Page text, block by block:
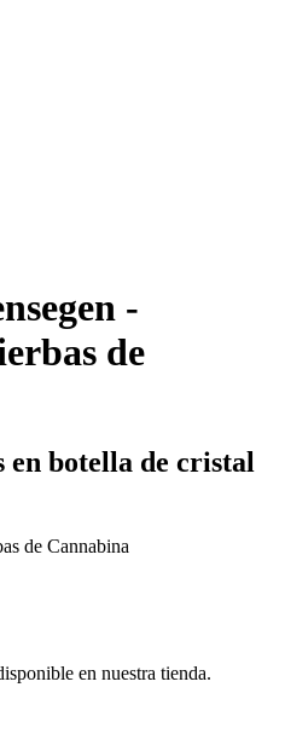
-
de
en botella de cristal
de Cannabina
en nuestra tienda.